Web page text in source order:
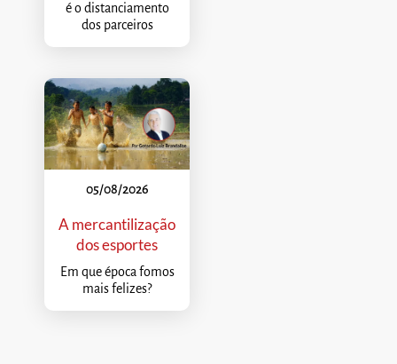
é o distanciamento
dos parceiros
05/08/2026
A mercantilização
dos esportes
Em que época fomos
mais felizes?